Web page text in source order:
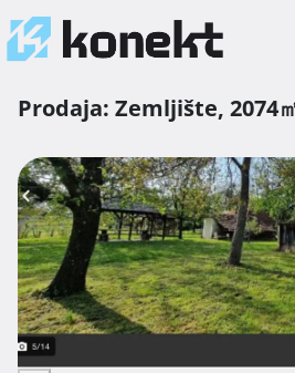
Prodaja: Zemljište, 2074